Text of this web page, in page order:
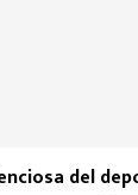
del